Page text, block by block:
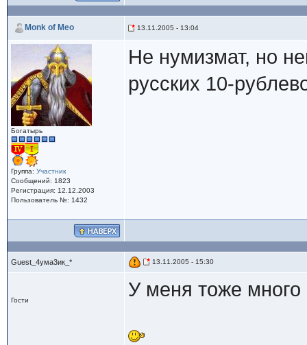
Monk of Meo 13.11.2005 - 13:04
Богатырь
Группа: Участник
Сообщений: 1823
Регистрация: 12.12.2003
Пользователь №: 1432
Не нумизмат, но
русских 10-
Guest_4ума3ик_* 13.11.2005 - 15:30
Гости У меня тоже